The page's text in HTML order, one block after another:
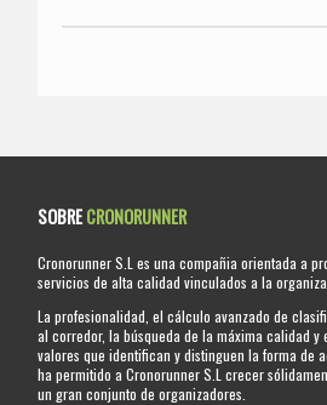
SOBRECRONORUNNER
Cronorunner S.L es una compañia orientada a
servicios de alta calidad vinculados a la
La profesionalidad, el cálculo avanzado de
al corredor, la búsqueda de la máxima calidad y
valores que identifican y distinguen la forma de
ha permitido a Cronorunner S.L crecer
un gran conjunto de organizadores.